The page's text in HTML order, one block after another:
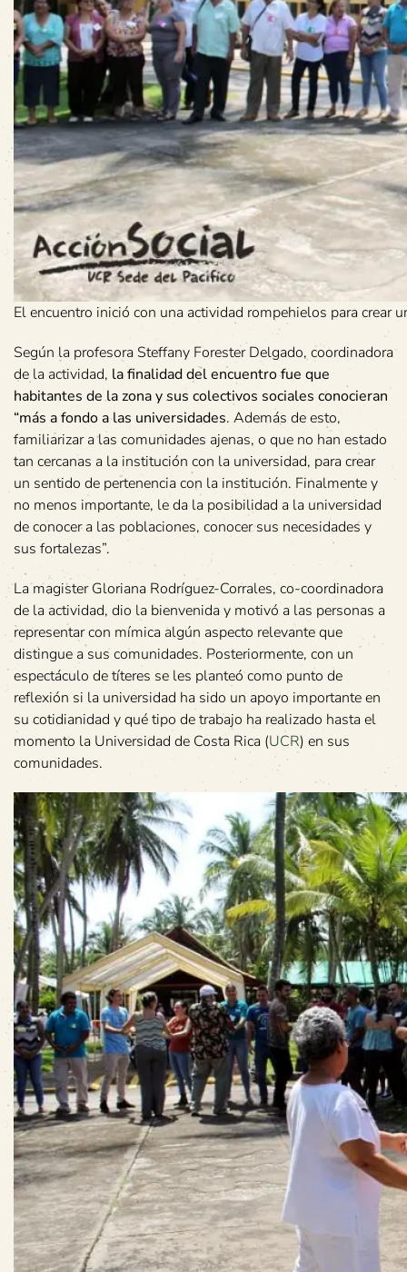
El encuentro inició con una actividad rompehielos para crear
Según la profesora Steffany Forester Delgado, coordinadora
de la actividad, la finalidad del encuentro fue que
habitantes de la zona y sus colectivos sociales conocieran
“más a fondo a las universidades. Además de esto,
familiarizar a las comunidades ajenas, o que no han estado
tan cercanas a la institución con la universidad, para crear
un sentido de pertenencia con la institución. Finalmente y
no menos importante, le da la posibilidad a la universidad
de conocer a las poblaciones, conocer sus necesidades y
sus fortalezas”.
La magister Gloriana Rodríguez-Corrales, co-coordinadora
de la actividad, dio la bienvenida y motivó a las personas a
representar con mímica algún aspecto relevante que
distingue a sus comunidades. Posteriormente, con un
espectáculo de títeres se les planteó como punto de
reflexión si la universidad ha sido un apoyo importante en
su cotidianidad y qué tipo de trabajo ha realizado hasta el
momento la Universidad de Costa Rica (UCR) en sus
comunidades.